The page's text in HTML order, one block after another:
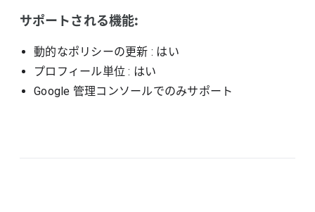
サポートされる機能:
動的なポリシーの更新 : はい
プロフィール単位 : はい
Google 管理コンソールでのみサポート